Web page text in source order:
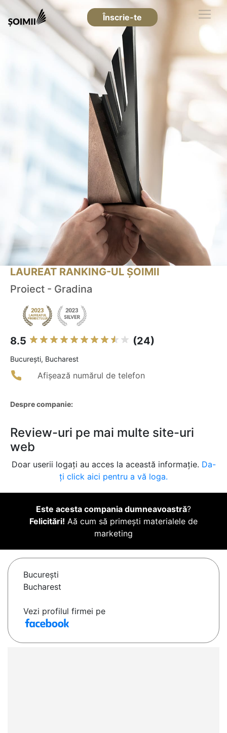
Înscrie-te
LAUREAT RANKING-UL ȘOIMII
Proiect - Gradina
8.5 (24)
Bucureşti, Bucharest
Afișează numărul de telefon
Despre companie:
Review-uri pe mai multe site-uri
web
Doar userii logați au acces la această informație. Da-
ți click aici pentru a vă loga.
Este acesta compania dumneavoastră?
Felicitări! Aă cum să primești materialele de
marketing
Bucureşti
Bucharest
Vezi profilul firmei pe